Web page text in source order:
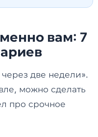
вам: 7
две недели».
можно сделать
про срочное